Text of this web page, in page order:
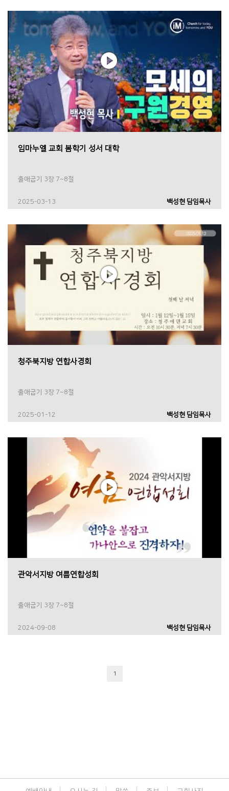
임마누엘 교회 봄학기 성서 대학
출애굽기 3장 7~8절
2025-03-13 백성현 담임목사
청주북지방 연합사경회
출애굽기 3장 7~8절
2025-01-12 백성현 담임목사
관악서지방 여름연합성회
출애굽기 3장 7~8절
2024-09-08 백성현 담임목사
1